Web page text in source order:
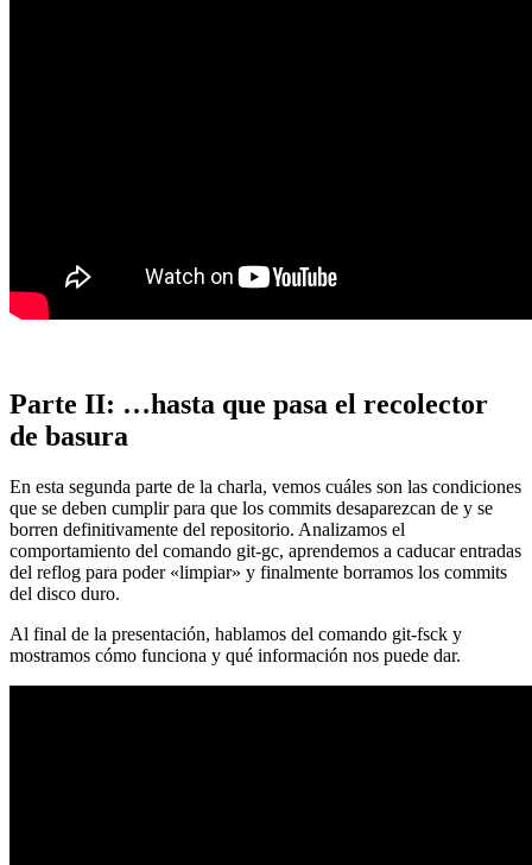
Parte II: …hasta que pasa el recolector
de basura
En esta segunda parte de la charla, vemos cuáles son las condiciones
que se deben cumplir para que los commits desaparezcan de y se
borren definitivamente del repositorio. Analizamos el
comportamiento del comando git-gc, aprendemos a caducar entradas
del reflog para poder «limpiar» y finalmente borramos los commits
del disco duro.
Al final de la presentación, hablamos del comando git-fsck y
mostramos cómo funciona y qué información nos puede dar.